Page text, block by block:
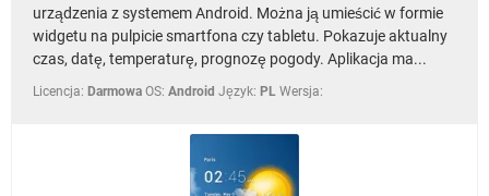
urządzenia z systemem Android. Można ją umieścić w formie
widgetu na pulpicie smartfona czy tabletu. Pokazuje aktualny
czas, datę, temperaturę, prognozę pogody. Aplikacja ma...
Licencja: Darmowa OS: Android Język: PL Wersja: